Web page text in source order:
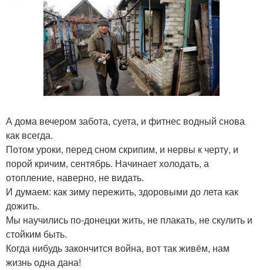
А дома вечером забота, суета, и фитнес водный снова
как всегда.
Потом уроки, перед сном скрипим, и нервы к черту, и
порой кричим, сентябрь. Начинает холодать, а
отопление, наверно, не видать.
И думаем: как зиму пережить, здоровыми до лета как
дожить.
Мы научились по-донецки жить, не плакать, не скулить и
стойким быть.
Когда нибудь закончится война, вот так живём, нам
жизнь одна дана!